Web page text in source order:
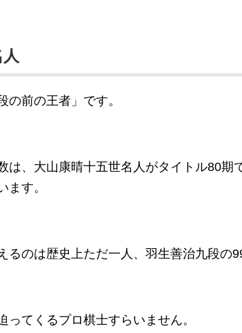
の前の王者」です。
は、大山康晴十五世名人がタイトル80期
ます。
るのは歴史上ただ一人、羽生善治九段の
ってくるプロ棋士すらいません。